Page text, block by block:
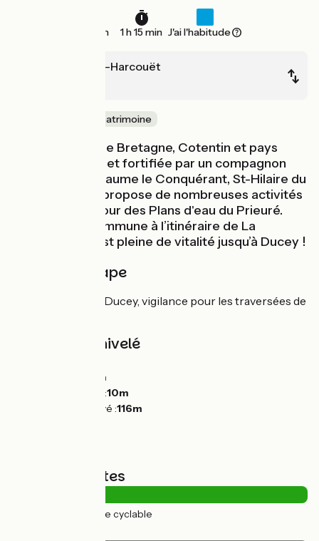
19 km 1 h 15 min J'ai l'habitude
St-Hilaire-du-Harcouët
Nature & petit patrimoine
Place forte entre Bretagne, Cotentin et pays
ligérien, fondée et fortifiée par un compagnon
d’armes de Guillaume le Conquérant, St-Hilaire du
Harcouët vous propose de nombreuses activités
durant l'été autour des Plans d'eau du Prieuré.
Cette étape commune à l’itinéraire de La
Vélomaritime est pleine de vitalité jusqu’à Ducey !
Détail de l'étape
Voie verte jusqu’à Ducey, vigilance pour les traversées de
Pentes et dénivelé
98m
Point le plus bas :10m
Point le plus élevé :116m
Types de routes
(100%) Voie cyclable